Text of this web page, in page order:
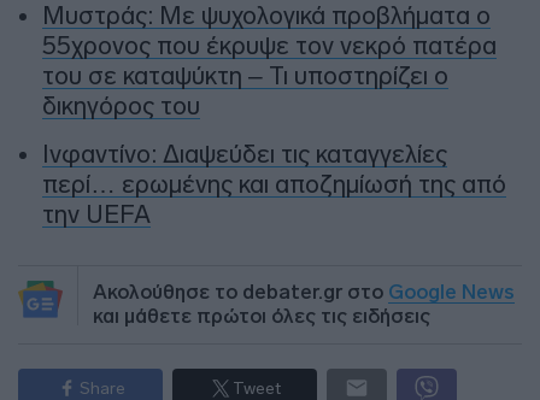
Μυστράς: Με ψυχολογικά προβλήματα ο
55χρονος που έκρυψε τον νεκρό πατέρα
του σε καταψύκτη – Τι υποστηρίζει ο
δικηγόρος του
Ινφαντίνο: Διαψεύδει τις καταγγελίες
περί… ερωμένης και αποζημίωσή της από
την UEFA
Ακολούθησε το debater.gr στο Google News
και μάθετε πρώτοι όλες τις ειδήσεις
Share Tweet